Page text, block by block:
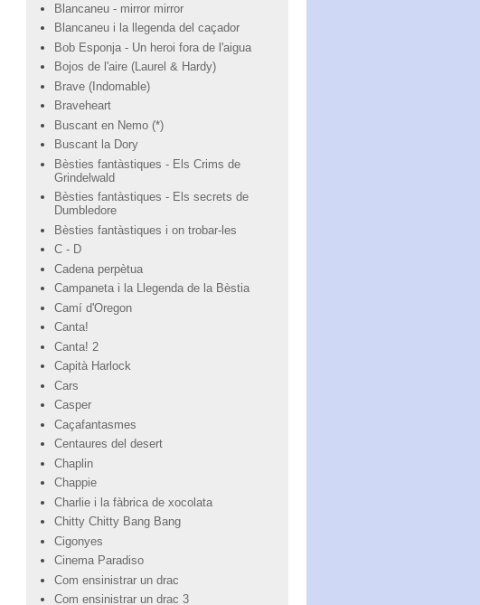
Blancaneu - mirror mirror
Blancaneu i la llegenda del caçador
Bob Esponja - Un heroi fora de l'aigua
Bojos de l'aire (Laurel & Hardy)
Brave (Indomable)
Braveheart
Buscant en Nemo (*)
Buscant la Dory
Bèsties fantàstiques - Els Crims de
Grindelwald
Bèsties fantàstiques - Els secrets de
Dumbledore
Bèsties fantàstiques i on trobar-les
C - D
Cadena perpètua
Campaneta i la Llegenda de la Bèstia
Camí d'Oregon
Canta!
Canta! 2
Capità Harlock
Cars
Casper
Caçafantasmes
Centaures del desert
Chaplin
Chappie
Charlie i la fàbrica de xocolata
Chitty Chitty Bang Bang
Cigonyes
Cinema Paradiso
Com ensinistrar un drac
Com ensinistrar un drac 3